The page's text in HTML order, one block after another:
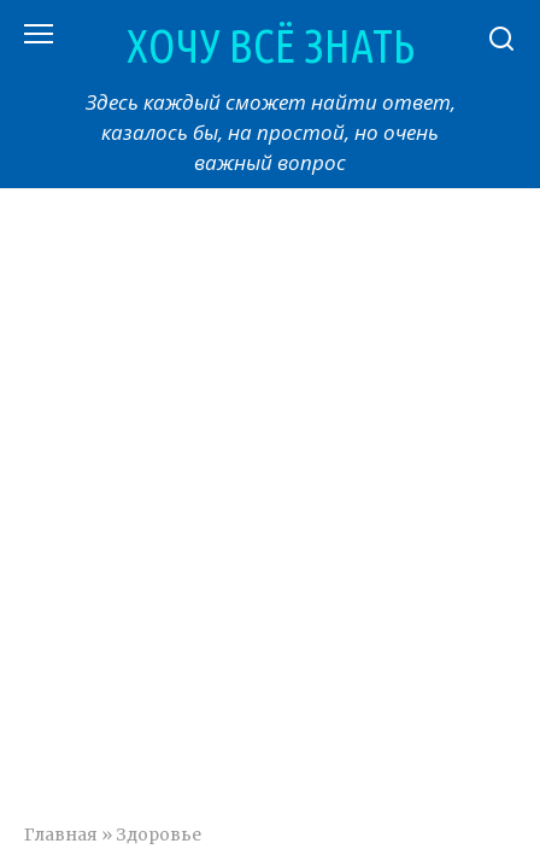
ХОЧУ ВСЁ ЗНАТЬ
Здесь каждый сможет найти ответ,
казалось бы, на простой, но очень
важный вопрос
Главная » Здоровье